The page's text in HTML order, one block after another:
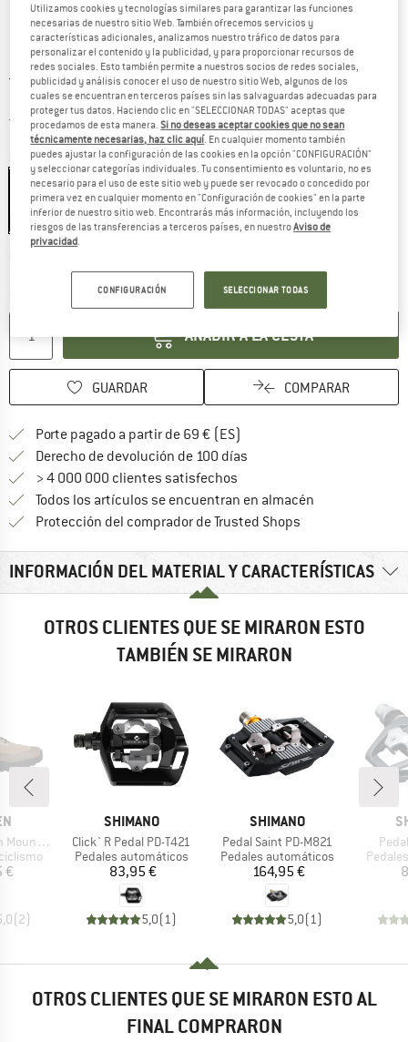
Precio original :
129,95€
Precio:
103,96€ incl. IVA
Envío gratuito(ES)España. Información sobre los gastos de
Color:Stealth Black
20%
¡Solo queda uno disponible!
AÑADIR A LA CESTA
GUARDAR COMPARAR
Porte pagado a partir de 69 € (ES)
Derecho de devolución de 100 días
> 4 000 000 clientes satisfechos
Todos los artículos se encuentran en almacén
Protección del comprador de Trusted Shops
INFORMACIÓN DEL MATERIAL Y CARACTERÍSTICAS
OTROS CLIENTES QUE SE MIRARON ESTO
TAMBIÉN SE MIRARON
Shoes
€
(2)
MARCA
SHIMANO
Artículo
Click`R Pedal PD-T421
Product group
Pedales automáticos
Precio
83,95 €
5,0( 1)
MARCA
SHIMANO
Artículo
Pedal Saint PD-M821
Product group
Pedales automáticos
Precio
164,95 €
5,0( 1)
OTROS CLIENTES QUE SE MIRARON ESTO AL
FINAL COMPRARON
Utilizamos cookies y tecnologías similares para garantizar las funciones
necesarias de nuestro sitio Web. También ofrecemos servicios y
características adicionales, analizamos nuestro tráfico de datos para
personalizar el contenido y la publicidad, y para proporcionar recursos de
redes sociales. Esto también permite a nuestros socios de redes sociales,
publicidad y análisis conocer el uso de nuestro sitio Web, algunos de los
cuales se encuentran en terceros países sin las salvaguardas adecuadas para
proteger tus datos. Haciendo clic en "SELECCIONAR TODAS" aceptas que
procedamos de esta manera.Si no deseas aceptar cookies que no sean
técnicamente necesarias, haz clic aquí. En cualquier momento también
puedes ajustar la configuración de las cookies en la opción "CONFIGURACIÓN"
y seleccionar categorías individuales. Tu consentimiento es voluntario, no es
necesario para el uso de este sitio web y puede ser revocado o concedido por
primera vez en cualquier momento en "Configuración de cookies" en la parte
inferior de nuestro sitio web. Encontrarás más información, incluyendo los
riesgos de las transferencias a terceros países, en nuestroAviso de
privacidad.
CONFIGURACIÓN SELECCIONAR TODAS